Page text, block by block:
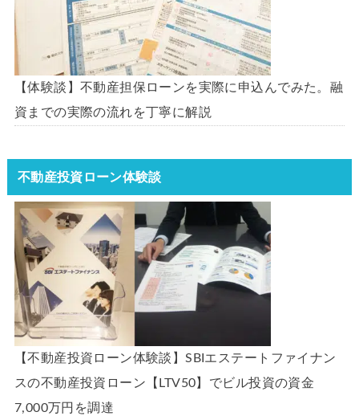
【体験談】不動産担保ローンを実際に申込んでみた。融
資までの実際の流れを丁寧に解説
不動産投資ローン体験談
【不動産投資ローン体験談】SBIエステートファイナン
スの不動産投資ローン【LTV50】でビル投資の資金
7,000万円を調達